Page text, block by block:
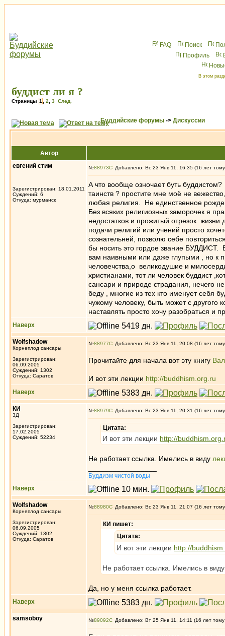
FAQ Поиск
Профиль
В этом
буддист ли я ?
Страницы 1 2 3 След.
Буддийские форумы -> Дискуссии
Автор
евгений стим
Зарегистрирован: 18.01.2011
Суждений: 6
Откуда: мурманск
№88973 Добавлено: Вс 23 Янв 11, 16:35 (16 лет
А что вообще озночает буть
таинств ? простите мне моё не
любая религия. Не единственное
Без всяких религиозных заморочек я
недостатков и прожитый отрезок жизни
подачи религий или учений просто
сознательней, позволю себе
бы носить это гордое звание БУДДИСТ.
вам наивными или даже глупыми , но к
человечства,о великодушие и
христианами, тот ли человек буддист
сансари и природе страдания, нечего
беду , многие из тех кто именует себя
чужому человеку, быть может с другого
наставлять просто хочу разобраться и
Наверх
Wolfshadow
Корнеплод сансары
Зарегистрирован:
06.09.2005
Суждений: 1302
Откуда: Саратов
№88977 Добавлено: Вс 23 Янв 11, 20:08 (16 лет
Прочитайте для начала вот эту книгу
И вот эти лекции http://buddhism.org.ru
Наверх
КИ
3Д
Зарегистрирован:
17.02.2005
Суждений: 52234
№88979 Добавлено: Вс 23 Янв 11, 20:31 (16 лет
Цитата:
И вот эти лекции http://
Не работает ссылка. Имелись в виду
Буддизм чистой воды
Наверх
Wolfshadow
Корнеплод сансары
Зарегистрирован:
06.09.2005
Суждений: 1302
Откуда: Саратов
№88980 Добавлено: Вс 23 Янв 11, 21:07 (16 лет
КИ пишет:
Цитата:
И вот эти лекции http://
Не работает ссылка. Имелись в
Да, но у меня ссылка работает.
Наверх
samsoboy №89092 Добавлено: Вт 25 Янв 11, 14:11 (16 лет